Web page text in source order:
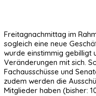
Freitagnachmittag im
sogleich eine neue
wurde einstimmig gebilligt
Veränderungen mit sich.
Fachausschüsse und
zudem werden die
Mitglieder haben (bisher: